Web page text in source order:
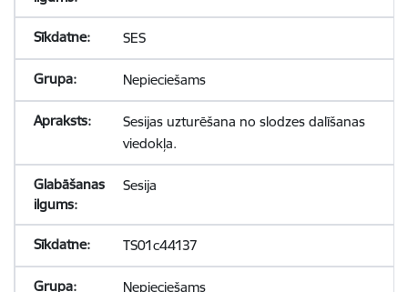
SES
Nepieciešams
Sesijas uzturēšana no slodzes dalīšanas
viedokļa.
Sesija
TS01c44137
Nepieciešams